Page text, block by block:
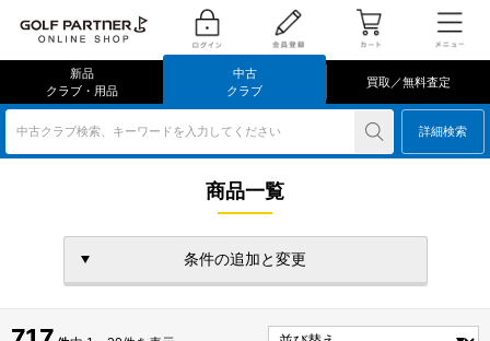
新品
クラブ・用品
中古
クラブ
買取／無料査定
中古クラブ検索、キーワードを入力してください 詳細検索
商品一覧
条件の追加と変更